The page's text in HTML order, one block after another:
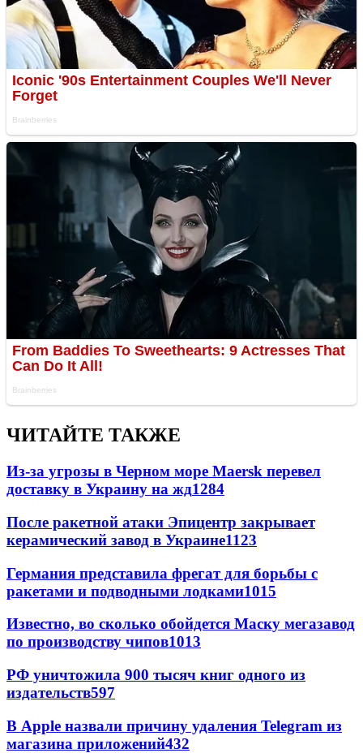
ЧИТАЙТЕ ТАКЖЕ
Из-за угрозы в Черном море Maersk перевел
доставку в Украину на жд1284
После ракетной атаки Эпицентр закрывает
керамический завод в Украине1123
Германия представила фрегат для борьбы с
ракетами и подводными лодками1015
Известно, во сколько обойдется Маску мегазавод
по производству чипов1013
РФ уничтожила 900 тысяч книг одного из
издательств597
В Apple назвали причину удаления Telegram из
магазина приложений432